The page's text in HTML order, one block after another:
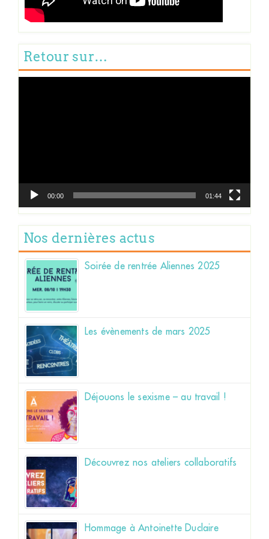
Retour sur…
00:00 01:44
Nos dernières actus
Soirée de rentrée Aliennes 2025
Les évènements de mars 2025
Déjouons le sexisme – au travail !
Découvrez nos ateliers collaboratifs
Hommage à Antoinette Duclaire